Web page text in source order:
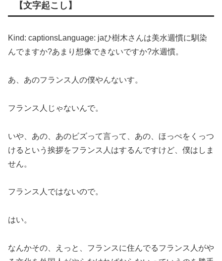
【文字起こし】
Kind: captionsLanguage: jaひ樹木さんは美水週慣に馴染
んでますか?あまり想像できないですか?水週慣。
あ、あのフランス人の僕やんないす。
フランス人じゃないんで。
いや、あの、あのビズって言って、あの、ほっぺをくっつ
けるという挨拶をフランス人はするんですけど、僕はしま
せん。
フランス人ではないので。
はい。
なんかその、えっと、フランスに住んでるフランス人がや